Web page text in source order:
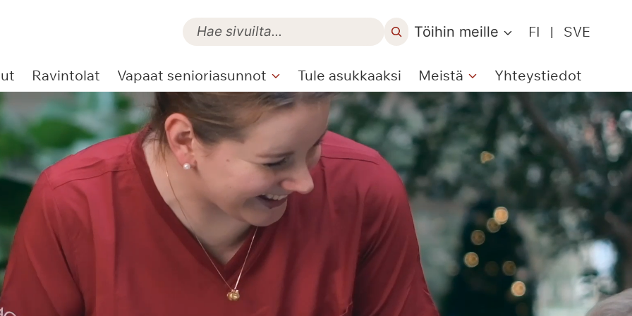
Töihin meille FI | SVE
Ravintolat Vapaat senioriasunnot Tule asukkaaksi Meistä Yhteystiedot